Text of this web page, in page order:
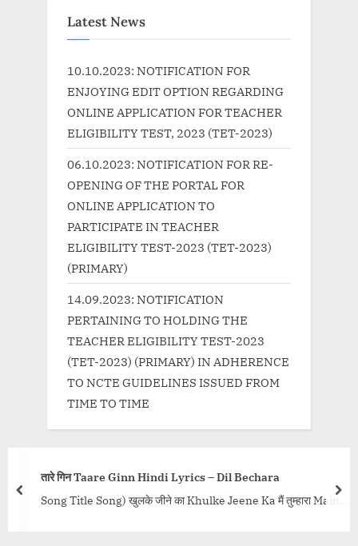
Latest News
10.10.2023: NOTIFICATION FOR
ENJOYING EDIT OPTION REGARDING
ONLINE APPLICATION FOR TEACHER
ELIGIBILITY TEST, 2023 (TET-2023)
06.10.2023: NOTIFICATION FOR RE-
OPENING OF THE PORTAL FOR
ONLINE APPLICATION TO
PARTICIPATE IN TEACHER
ELIGIBILITY TEST-2023 (TET-2023)
(PRIMARY)
14.09.2023: NOTIFICATION
PERTAINING TO HOLDING THE
TEACHER ELIGIBILITY TEST-2023
(TET-2023) (PRIMARY) IN ADHERENCE
TO NCTE GUIDELINES ISSUED FROM
TIME TO TIME
तारे गिन Taare Ginn Hindi Lyrics – Dil Bechara
Song Title Song) खुलके जीने का Khulke Jeene Ka मैं तुम्हारा Main
prev